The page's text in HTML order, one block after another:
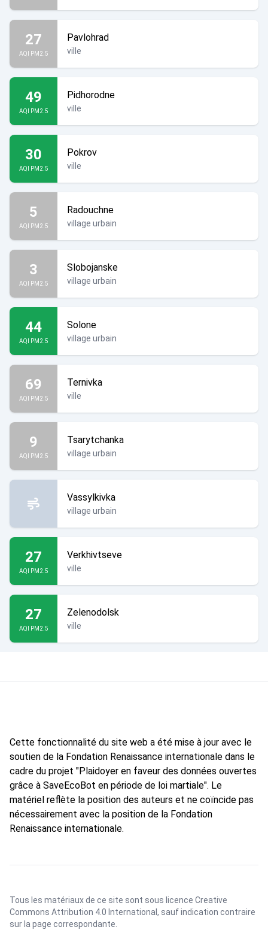
27
AQI PM2.5
Pavlohrad
ville
49
AQI PM2.5
Pidhorodne
ville
30
AQI PM2.5
Pokrov
ville
5
AQI PM2.5
Radouchne
village urbain
3
AQI PM2.5
Slobojanske
village urbain
44
AQI PM2.5
Solone
village urbain
69
AQI PM2.5
Ternivka
ville
9
AQI PM2.5
Tsarytchanka
village urbain
Vassylkivka
village urbain
27
AQI PM2.5
Verkhivtseve
ville
27
AQI PM2.5
Zelenodolsk
ville
Cette fonctionnalité du site web a été mise à jour avec le
soutien de la Fondation Renaissance internationale dans le
cadre du projet "Plaidoyer en faveur des données ouvertes
grâce à SaveEcoBot en période de loi martiale". Le
matériel reflète la position des auteurs et ne coïncide pas
nécessairement avec la position de la Fondation
Renaissance internationale.
Tous les matériaux de ce site sont sous licence Creative
Commons Attribution 4.0 International , sauf indication contraire
sur la page correspondante.